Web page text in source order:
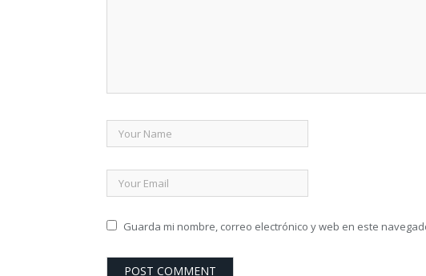
Guarda mi nombre, correo electrónico y web en este